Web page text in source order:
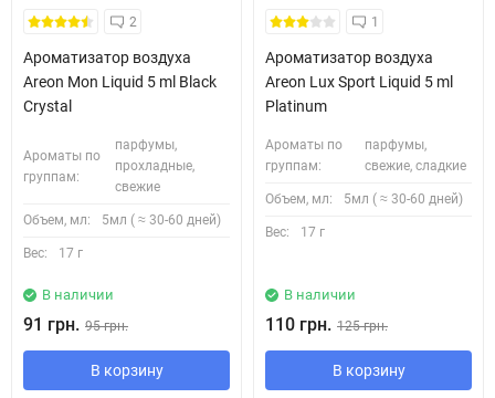
2
Ароматизатор воздуха
Areon Mon Liquid 5 ml Black
Crystal
Ароматы по
группам:
парфумы,
прохладные,
свежие
Объем, мл: 5мл ( ≈ 30-60 дней)
Вес: 17 г
В наличии
91 грн. 95 грн.
В корзину
1
Ароматизатор воздуха
Areon Lux Sport Liquid 5 ml
Platinum
Ароматы по
группам:
парфумы,
свежие, сладкие
Объем, мл: 5мл ( ≈ 30-60 дней)
Вес: 17 г
В наличии
110 грн. 125 грн.
В корзину